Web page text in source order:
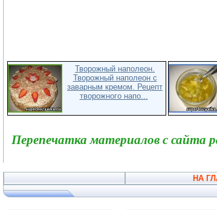
Творожный наполеон.
Творожный наполеон с
заварным кремом. Рецепт
творожного напо...
Перепечатка материалов с сайта
НА